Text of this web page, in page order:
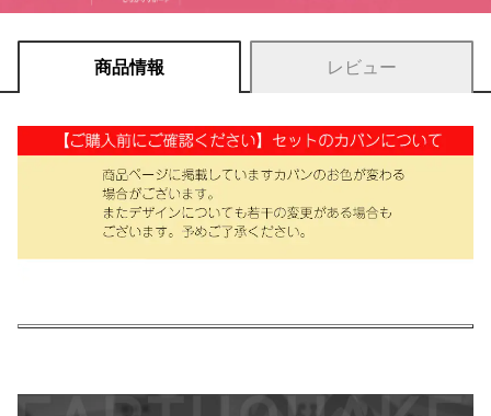
商品情報 レビュー